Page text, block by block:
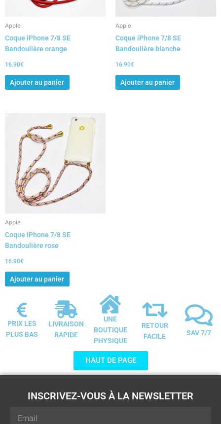
Apple
Coque iPhone 7/8 SE
Bandoulière orange
16.90€
Ajouter au panier
Apple
Coque iPhone 7/8 SE
Bandoulière blanche
16.90€
Ajouter au panier
Apple
Coque iPhone 7/8 SE
Bandoulière rose
16.90€
Ajouter au panier
PRIX LES
PLUS BAS
LIVRAISON
RAPIDE
UNE
BOUTIQUE
PHYSIQUE
RETOUR
FACILE
SAV 7/7
HAUT DE PAGE
INSCRIVEZ-VOUS À LA NEWSLETTER